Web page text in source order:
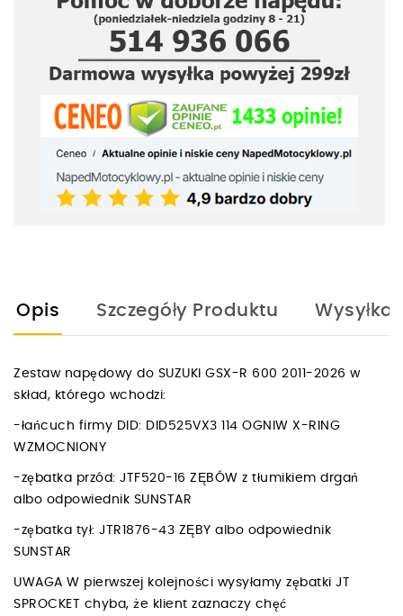
Opis Szczegóły Produktu Wysyłka
Zestaw napędowy do SUZUKI GSX-R 600 2011-2026 w
skład, którego wchodzi:
-łańcuch firmy DID: DID525VX3 114 OGNIW X-RING
WZMOCNIONY
-zębatka przód: JTF520-16 ZĘBÓW z tłumikiem drgań
albo odpowiednik SUNSTAR
-zębatka tył: JTR1876-43 ZĘBY albo odpowiednik
SUNSTAR
UWAGA W pierwszej kolejności wysyłamy zębatki JT
SPROCKET chyba, że klient zaznaczy chęć